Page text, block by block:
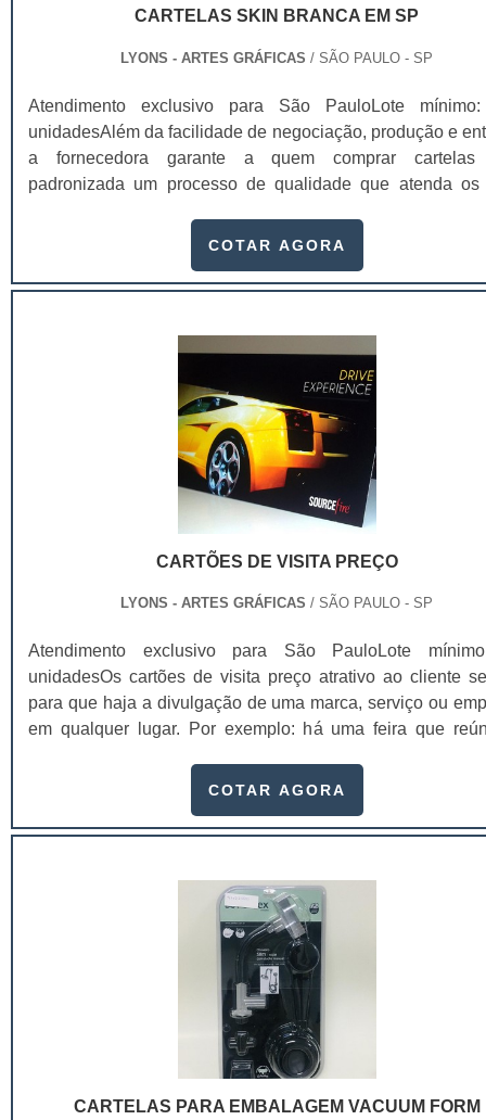
CARTELAS SKIN BRANCA EM SP
LYONS - ARTES GRÁFICAS / SÃO PAULO - SP
Atendimento exclusivo para São PauloLote
unidadesAlém da facilidade de negociação, produção e
a fornecedora garante a quem comprar cartelas
padronizada um processo de qualidade que atenda os
versatilidade em linhas de papéis que garantem aos
materiais. As cartelas skin branca em SP são
cosméticos, automotivos, industriais, encartelados,
outros. Entre os principais atributos mais facilmente
gerados pelo design
de uso;Segurança;Conforto;Proteção ao produto;Entre
cartelas são ideais para embalar produtos de
quantidades que não necessitam de muita
exigem qualidade e valor unitário baixo. Entre os
atributos mais facilmente perceptíveis gerados pelo design
a praticidade, conveniência, facilidade de uso,
segurança e proteção ao produto.O cliente percebe as
skin branca em SP podem ser produzido em papel,
assim como a bolha..
COTAR AGORA
CARTÕES DE VISITA PREÇO
LYONS - ARTES GRÁFICAS / SÃO PAULO - SP
Atendimento exclusivo para São PauloLote
unidadesOs cartões de visita preço atrativo ao cliente
para que haja a divulgação de uma marca, serviço ou
em qualquer lugar. Por exemplo: há uma feira que
extremamente importante contar com um cartão de
de contatos profissionais) é tudo. Dependendo de
COTAR AGORA
CARTELAS PARA EMBALAGEM VACUUM FORM